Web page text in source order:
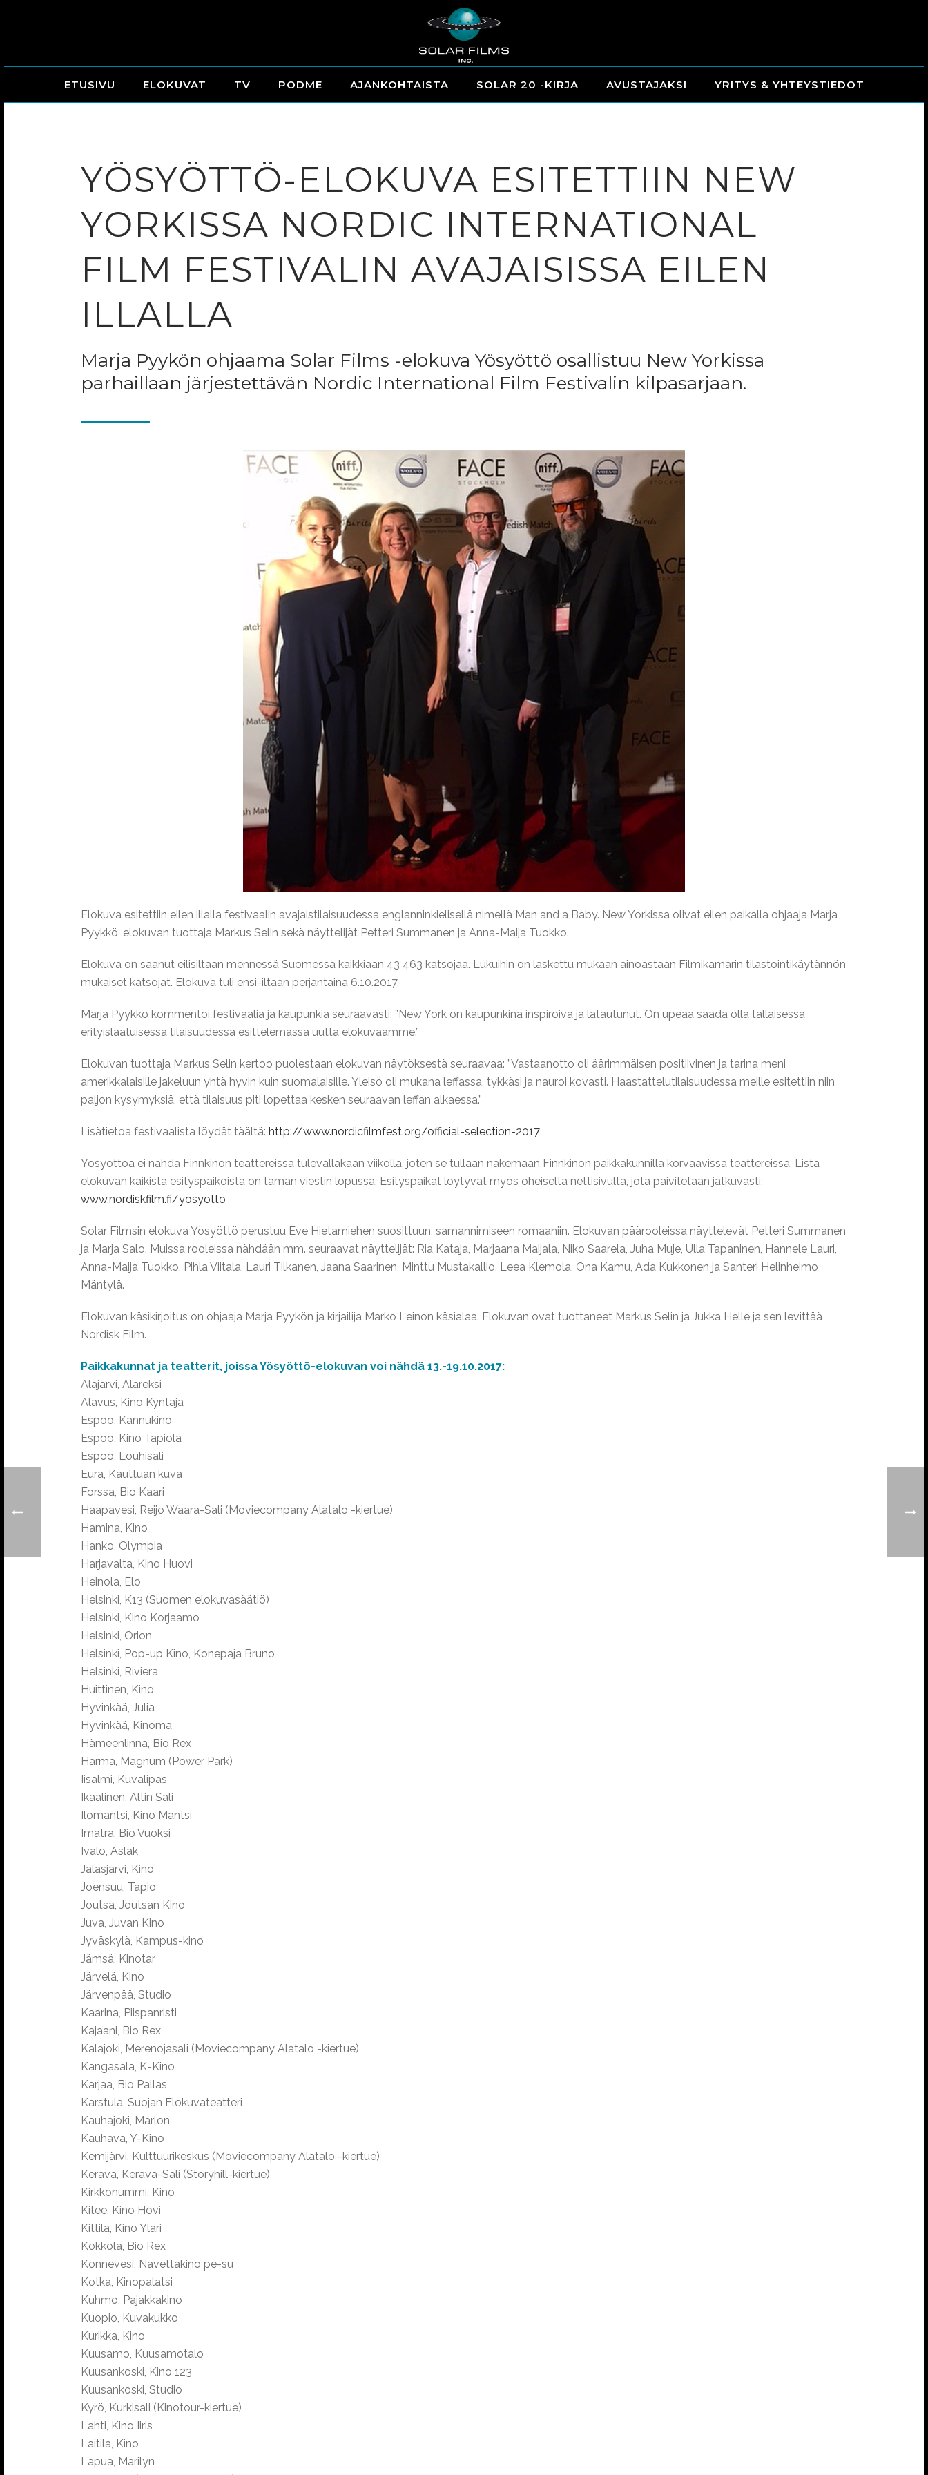
ETUSIVU ELOKUVAT TV PODME AJANKOHTAISTA SOLAR 20 -KIRJA AVUSTAJAKSI YRITYS & YHTEYSTIEDOT
YÖSYÖTTÖ-ELOKUVA ESITETTIIN NEW
YORKISSA NORDIC INTERNATIONAL
FILM FESTIVALIN AVAJAISISSA EILEN
ILLALLA
Marja Pyykön ohjaama Solar Films -elokuva Yösyöttö osallistuu New Yorkissa
parhaillaan järjestettävän Nordic International Film Festivalin kilpasarjaan.
Elokuva esitettiin eilen illalla festivaalin avajaistilaisuudessa englanninkielisellä nimellä Man and a Baby. New Yorkissa olivat eilen paikalla ohjaaja Marja
Pyykkö, elokuvan tuottaja Markus Selin sekä näyttelijät Petteri Summanen ja Anna-Maija Tuokko.
Elokuva on saanut eilisiltaan mennessä Suomessa kaikkiaan 43 463 katsojaa. Lukuihin on laskettu mukaan ainoastaan Filmikamarin tilastointikäytännön
mukaiset katsojat. Elokuva tuli ensi-iltaan perjantaina 6.10.2017.
Marja Pyykkö kommentoi festivaalia ja kaupunkia seuraavasti: ”New York on kaupunkina inspiroiva ja latautunut. On upeaa saada olla tällaisessa
erityislaatuisessa tilaisuudessa esittelemässä uutta elokuvaamme.”
Elokuvan tuottaja Markus Selin kertoo puolestaan elokuvan näytöksestä seuraavaa: ”Vastaanotto oli äärimmäisen positiivinen ja tarina meni
amerikkalaisille jakeluun yhtä hyvin kuin suomalaisille. Yleisö oli mukana leffassa, tykkäsi ja nauroi kovasti. Haastattelutilaisuudessa meille esitettiin niin
paljon kysymyksiä, että tilaisuus piti lopettaa kesken seuraavan leffan alkaessa.”
Lisätietoa festivaalista löydät täältä: http://www.nordicfilmfest.org/official-selection-2017
Yösyöttöä ei nähdä Finnkinon teattereissa tulevallakaan viikolla, joten se tullaan näkemään Finnkinon paikkakunnilla korvaavissa teattereissa. Lista
elokuvan kaikista esityspaikoista on tämän viestin lopussa. Esityspaikat löytyvät myös oheiselta nettisivulta, jota päivitetään jatkuvasti:
www.nordiskfilm.fi/yosyotto
Solar Filmsin elokuva Yösyöttö perustuu Eve Hietamiehen suosittuun, samannimiseen romaaniin. Elokuvan päärooleissa näyttelevät Petteri Summanen
ja Marja Salo. Muissa rooleissa nähdään mm. seuraavat näyttelijät: Ria Kataja, Marjaana Maijala, Niko Saarela, Juha Muje, Ulla Tapaninen, Hannele Lauri,
Anna-Maija Tuokko, Pihla Viitala, Lauri Tilkanen, Jaana Saarinen, Minttu Mustakallio, Leea Klemola, Ona Kamu, Ada Kukkonen ja Santeri Helinheimo
Mäntylä.
Elokuvan käsikirjoitus on ohjaaja Marja Pyykön ja kirjailija Marko Leinon käsialaa. Elokuvan ovat tuottaneet Markus Selin ja Jukka Helle ja sen levittää
Nordisk Film.
Paikkakunnat ja teatterit, joissa Yösyöttö-elokuvan voi nähdä 13.-19.10.2017:
Alajärvi, Alareksi
Alavus, Kino Kyntäjä
Espoo, Kannukino
Espoo, Kino Tapiola
Espoo, Louhisali
Eura, Kauttuan kuva
Forssa, Bio Kaari
Haapavesi, Reijo Waara-Sali (Moviecompany Alatalo -kiertue)
Hamina, Kino
Hanko, Olympia
Harjavalta, Kino Huovi
Heinola, Elo
Helsinki, K13 (Suomen elokuvasäätiö)
Helsinki, Kino Korjaamo
Helsinki, Orion
Helsinki, Pop-up Kino, Konepaja Bruno
Helsinki, Riviera
Huittinen, Kino
Hyvinkää, Julia
Hyvinkää, Kinoma
Hämeenlinna, Bio Rex
Härmä, Magnum (Power Park)
Iisalmi, Kuvalipas
Ikaalinen, Altin Sali
Ilomantsi, Kino Mantsi
Imatra, Bio Vuoksi
Ivalo, Aslak
Jalasjärvi, Kino
Joensuu, Tapio
Joutsa, Joutsan Kino
Juva, Juvan Kino
Jyväskylä, Kampus-kino
Jämsä, Kinotar
Järvelä, Kino
Järvenpää, Studio
Kaarina, Piispanristi
Kajaani, Bio Rex
Kalajoki, Merenojasali (Moviecompany Alatalo -kiertue)
Kangasala, K-Kino
Karjaa, Bio Pallas
Karstula, Suojan Elokuvateatteri
Kauhajoki, Marlon
Kauhava, Y-Kino
Kemijärvi, Kulttuurikeskus (Moviecompany Alatalo -kiertue)
Kerava, Kerava-Sali (Storyhill-kiertue)
Kirkkonummi, Kino
Kitee, Kino Hovi
Kittilä, Kino Yläri
Kokkola, Bio Rex
Konnevesi, Navettakino pe-su
Kotka, Kinopalatsi
Kuhmo, Pajakkakino
Kuopio, Kuvakukko
Kurikka, Kino
Kuusamo, Kuusamotalo
Kuusankoski, Kino 123
Kuusankoski, Studio
Kyrö, Kurkisali (Kinotour-kiertue)
Lahti, Kino Iiris
Laitila, Kino
Lapua, Marilyn